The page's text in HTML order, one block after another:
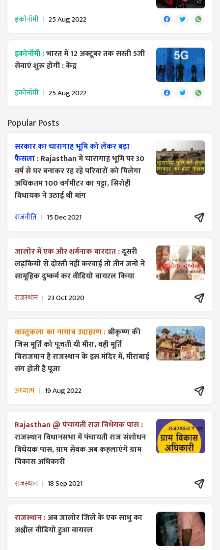
इकोनॉमी 25 Aug 2022
इकोनॉमी :भारत में 12 अक्टूबर तक सस्ती 5जी
सेवाएं शुरू होंगी : केंद्र
इकोनॉमी 25 Aug 2022
Popular Posts
सरकार का चारागाह भूमि को लेकर बड़ा
फैसला :Rajasthan में चारागाह भूमि पर 30
वर्ष से घर बनाकर रह रहे परिवारों को मिलेगा
अधिकतम 100 वर्गमीटर का पट्टा, सिरोही
विधायक ने उठाई थी मांग
राजनीति 15 Dec 2021
जालोर में एक और शर्मनाक वारदात :दूसरी
लड़कियों से दोस्ती नहीं करवाई तो तीन जनों ने
सामूहिक दुष्कर्म कर वीडियो वायरल किया
राजस्थान 23 Oct 2020
वास्तुकला का नायाब उदाहरण :श्रीकृष्ण की
जिस मूर्ति को पूजती थी मीरा, वही मूर्ति
विराजमान है राजस्थान के इस मंदिर में, मीराबाई
संग होती है पूजा
अध्यात्म 19 Aug 2022
Rajasthan @ पंचायती राज विधेयक पास :
राजस्थान विधानसभा में पंचायती राज ​संशोधन
विधेयक पास, ग्राम सेवक अब कहलाएंगे ग्राम
विकास अधिकारी
राजस्थान 18 Sep 2021
राजस्थान :अब जालोर जिले के एक साधु का
अश्लील वीडियो हुआ वायरल